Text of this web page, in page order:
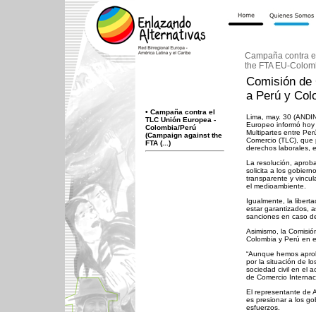
Campaña contra
the FTA EU-
Comisión de
a Perú y
• Campaña contra el
TLC Unión Europea -
Colombia/Perú
(Campaign against the
FTA (...)
Lima, may. 30
Europeo informó
Multipartes entre
Comercio (TLC),
derechos laborales,
La resolución,
solicita a los
transparente y
el medioambiente.
Igualmente, la
estar garantizados,
sanciones en caso
Asimismo, la
Colombia y Perú en
“Aunque hemos
por la situación de
sociedad civil en el
de Comercio
El representante de
es presionar a los
esfuerzos.